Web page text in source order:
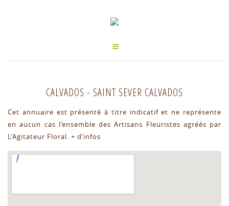
CALVADOS - SAINT SEVER CALVADOS
Cet annuaire est présenté à titre indicatif et ne représente
en aucun cas l’ensemble des Artisans Fleuristes agréés par
L’Agitateur Floral. + d’infos